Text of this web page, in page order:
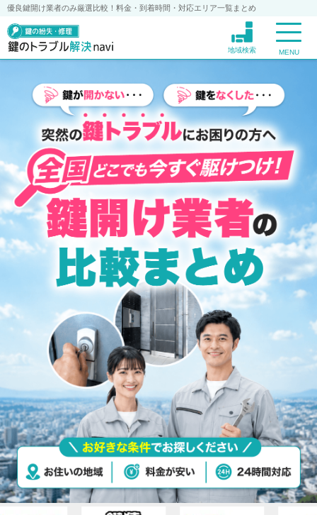
優良鍵開け業者のみ厳選比較！料金・到着時間・対応エリア一覧まとめ
地域検索 MENU